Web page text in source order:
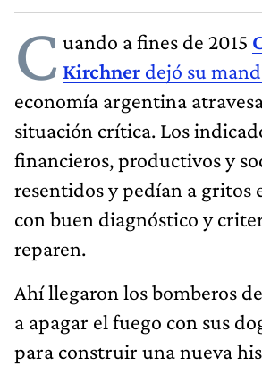
C uando a fines de 2015
Kirchner dejó su
economía argentina
situación crítica. Los
financieros, productivos y
resentidos y pedían a gritos
con buen diagnóstico y
reparen.
Ahí llegaron los bomberos
a apagar el fuego con sus
para construir una nueva